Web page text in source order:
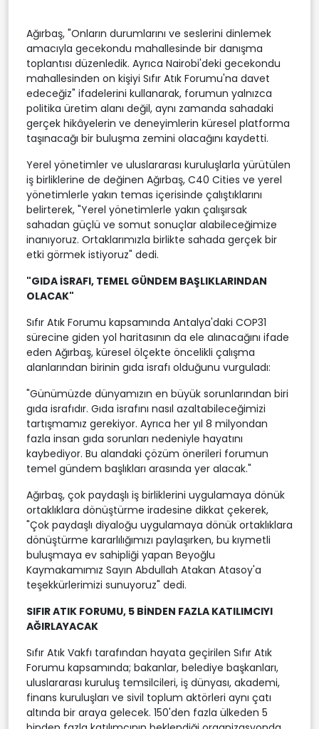
Ağırbaş, "Onların durumlarını ve seslerini dinlemek
amacıyla gecekondu mahallesinde bir danışma
toplantısı düzenledik. Ayrıca Nairobi'deki gecekondu
mahallesinden on kişiyi Sıfır Atık Forumu'na davet
edeceğiz" ifadelerini kullanarak, forumun yalnızca
politika üretim alanı değil, aynı zamanda sahadaki
gerçek hikâyelerin ve deneyimlerin küresel platforma
taşınacağı bir buluşma zemini olacağını kaydetti.
Yerel yönetimler ve uluslararası kuruluşlarla yürütülen
iş birliklerine de değinen Ağırbaş, C40 Cities ve yerel
yönetimlerle yakın temas içerisinde çalıştıklarını
belirterek, "Yerel yönetimlerle yakın çalışırsak
sahadan güçlü ve somut sonuçlar alabileceğimize
inanıyoruz. Ortaklarımızla birlikte sahada gerçek bir
etki görmek istiyoruz" dedi.
"GIDA İSRAFI, TEMEL GÜNDEM BAŞLIKLARINDAN
OLACAK"
Sıfır Atık Forumu kapsamında Antalya'daki COP31
sürecine giden yol haritasının da ele alınacağını ifade
eden Ağırbaş, küresel ölçekte öncelikli çalışma
alanlarından birinin gıda israfı olduğunu vurguladı:
"Günümüzde dünyamızın en büyük sorunlarından biri
gıda israfıdır. Gıda israfını nasıl azaltabileceğimizi
tartışmamız gerekiyor. Ayrıca her yıl 8 milyondan
fazla insan gıda sorunları nedeniyle hayatını
kaybediyor. Bu alandaki çözüm önerileri forumun
temel gündem başlıkları arasında yer alacak."
Ağırbaş, çok paydaşlı iş birliklerini uygulamaya dönük
ortaklıklara dönüştürme iradesine dikkat çekerek,
"Çok paydaşlı diyaloğu uygulamaya dönük ortaklıklara
dönüştürme kararlılığımızı paylaşırken, bu kıymetli
buluşmaya ev sahipliği yapan Beyoğlu
Kaymakamımız Sayın Abdullah Atakan Atasoy'a
teşekkürlerimizi sunuyoruz" dedi.
SIFIR ATIK FORUMU, 5 BİNDEN FAZLA KATILIMCIYI
AĞIRLAYACAK
Sıfır Atık Vakfı tarafından hayata geçirilen Sıfır Atık
Forumu kapsamında; bakanlar, belediye başkanları,
uluslararası kuruluş temsilcileri, iş dünyası, akademi,
finans kuruluşları ve sivil toplum aktörleri aynı çatı
altında bir araya gelecek. 150'den fazla ülkeden 5